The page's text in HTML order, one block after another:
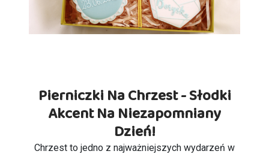
Pierniczki Na Chrzest - Słodki
Akcent Na Niezapomniany
Dzień!
Chrzest to jedno z najważniejszych wydarzeń w